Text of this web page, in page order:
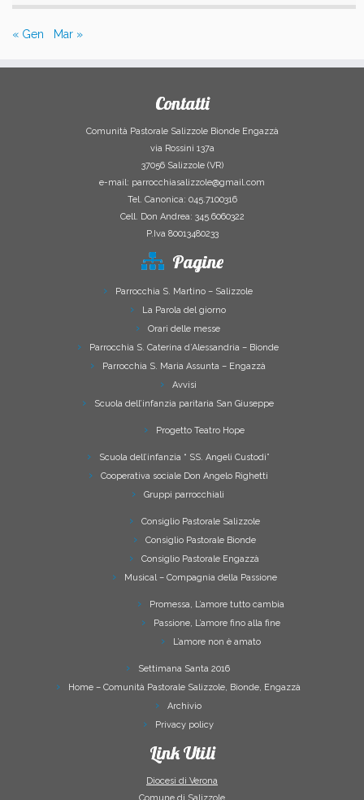
« Gen Mar »
Contatti
Comunità Pastorale Salizzole Bionde Engazzà
via Rossini 137a
37056 Salizzole (VR)
e-mail: parrocchiasalizzole@gmail.com
Tel. Canonica: 045.7100316
Cell. Don Andrea: 345.6060322
P.Iva 80013480233
Pagine
Parrocchia S. Martino – Salizzole
La Parola del giorno
Orari delle messe
Parrocchia S. Caterina d’Alessandria – Bionde
Parrocchia S. Maria Assunta – Engazzà
Avvisi
Scuola dell’infanzia paritaria San Giuseppe
Progetto Teatro Hope
Scuola dell’infanzia “ SS. Angeli Custodi”
Cooperativa sociale Don Angelo Righetti
Gruppi parrocchiali
Consiglio Pastorale Salizzole
Consiglio Pastorale Bionde
Consiglio Pastorale Engazzà
Musical – Compagnia della Passione
Promessa, L’amore tutto cambia
Passione, L’amore fino alla fine
L’amore non è amato
Settimana Santa 2016
Home – Comunità Pastorale Salizzole, Bionde, Engazzà
Archivio
Privacy policy
Link Utili
Diocesi di Verona